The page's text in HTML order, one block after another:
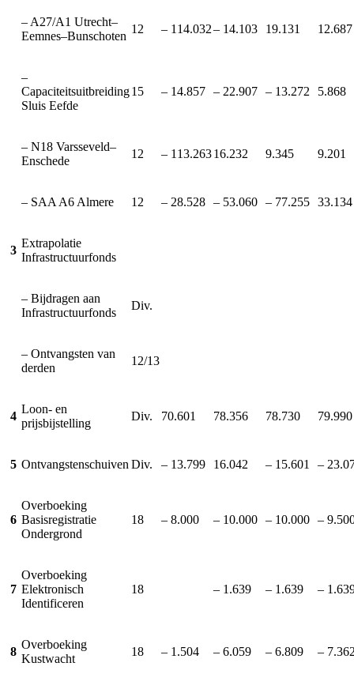
– A27/A1 Utrecht–
Eemnes–Bunschoten
12 – 114.032– 14.103 19.131 12.687
–
Capaciteitsuitbreiding
Sluis Eefde
15 – 14.857 – 22.907 – 13.272 5.868
– N18 Varsseveld–
Enschede
12 – 113.26316.232 9.345 9.201
– SAA A6 Almere 12 – 28.528 – 53.060 – 77.255 33.134
3
Extrapolatie
Infrastructuurfonds
– Bijdragen aan
Infrastructuurfonds
Div.
– Ontvangsten van
derden
12/13
4
Loon- en
prijsbijstelling
Div. 70.601 78.356 78.730 79.990
5 Ontvangstenschuiven Div. – 13.799 16.042 – 15.601 –
6
Overboeking
Basisregistratie
Ondergrond
18 – 8.000 – 10.000 – 10.000 –
7
Overboeking
Elektronisch
Identificeren
18 – 1.639 – 1.639 –
8
Overboeking
Kustwacht
18 – 1.504 – 6.059 – 6.809 –